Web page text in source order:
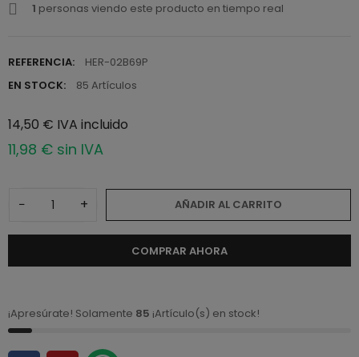
1 personas viendo este producto en tiempo real
REFERENCIA:
HER-02B69P
EN STOCK:
85 Artículos
14,50 € IVA incluido
11,98 € sin IVA
− + AÑADIR AL CARRITO
COMPRAR AHORA
¡Apresúrate! Solamente 85 ¡Artículo(s) en stock!